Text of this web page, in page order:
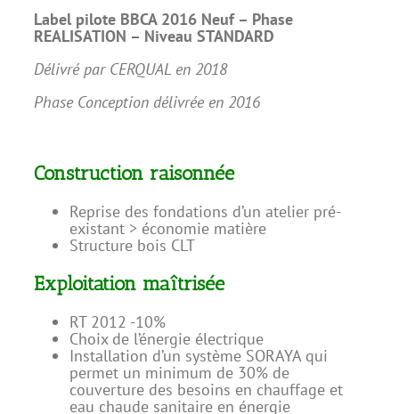
Label pilote BBCA 2016 Neuf – Phase
REALISATION – Niveau STANDARD
Délivré par CERQUAL en 2018
Phase Conception délivrée en 2016
Construction raisonnée
Reprise des fondations d’un atelier pré-
existant > économie matière
Structure bois CLT
Exploitation maîtrisée
RT 2012 -10%
Choix de l’énergie électrique
Installation d’un système SORAYA qui
permet un minimum de 30% de
couverture des besoins en chauffage et
eau chaude sanitaire en énergie